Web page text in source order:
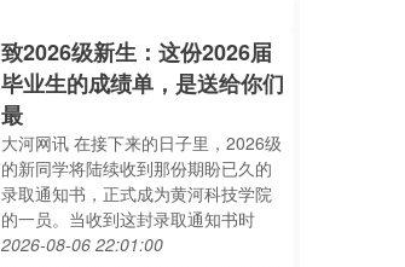
致2026级新生：这份2026届
毕业生的成绩单，是送给你们
最
大河网讯 在接下来的日子里，2026级
的新同学将陆续收到那份期盼已久的
录取通知书，正式成为黄河科技学院
的一员。当收到这封录取通知书时
2026-08-06 22:01:00